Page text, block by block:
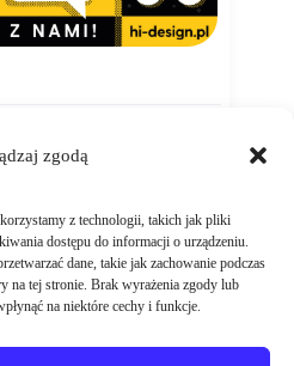
zgodą
z technologii, takich jak pliki
dostępu do informacji o urządzeniu.
dane, takie jak zachowanie podczas
na tej stronie. Brak wyrażenia zgody lub
na niektóre cechy i funkcje.